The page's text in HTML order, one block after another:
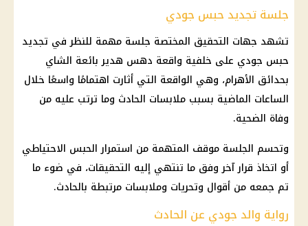
جلسة تجديد حبس جودي
تشهد جهات التحقيق المختصة جلسة مهمة للنظر في تجديد
حبس جودي على خلفية واقعة دهس هدير بائعة الشاي
بحدائق الأهرام، وهي الواقعة التي أثارت اهتمامًا واسعًا خلال
الساعات الماضية بسبب ملابسات الحادث وما ترتب عليه من
وفاة الضحية.
وتحسم الجلسة موقف المتهمة من استمرار الحبس الاحتياطي
أو اتخاذ قرار آخر وفق ما تنتهي إليه التحقيقات، في ضوء ما
تم جمعه من أقوال وتحريات وملابسات مرتبطة بالحادث.
رواية والد جودي عن الحادث